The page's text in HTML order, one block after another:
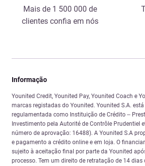
Mais de 1 500 000 de
clientes confia em nós
Informação
Younited Credit, Younited Pay, Younited Coach e
marcas registadas do Younited. Younited S.A.
regulamentada como Instituição de Crédito –
Investimento pela Autorité de Contrôle Prudentiel
número de aprovação: 16488). A Younited S.A
e pagamento a crédito online e em loja. O
sujeito à aceitação final por parte da Younited
processo. Tem um direito de retratação de 14